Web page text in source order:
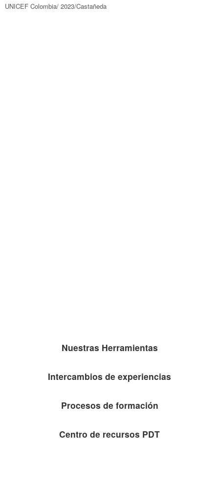
UNICEF Colombia/ 2023/Castañeda
Nuestras Herramientas
Intercambios de experiencias
Procesos de formación
Centro de recursos PDT